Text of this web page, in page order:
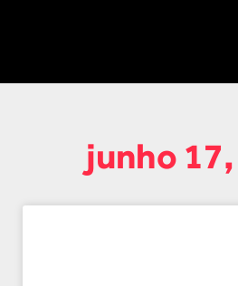
junho